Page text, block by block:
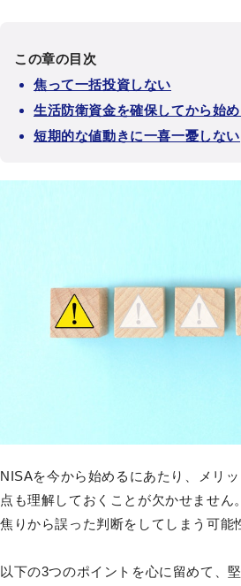
この章の目次
焦って一括投資しない
生活防衛資金を確保してから始
短期的な値動きに一喜一憂しない
NISAを今から始めるにあたり、メリ
点も理解しておくことが欠かせません
焦りから誤った判断をしてしまう可能
以下の3つのポイントを心に留めて、